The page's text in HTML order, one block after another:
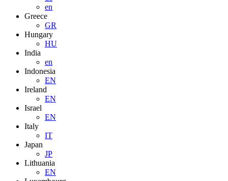
en
Greece
GR
Hungary
HU
India
en
Indonesia
EN
Ireland
EN
Israel
EN
Italy
IT
Japan
JP
Lithuania
EN